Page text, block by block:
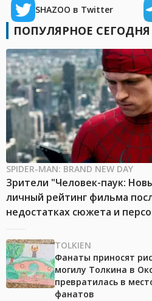
SHAZOO в Twitter
ПОПУЛЯРНОЕ СЕГОДНЯ
SPIDER-MAN: BRAND NEW DAY
Зрители "Человек-паук:
личный рейтинг фильма
недостатках сюжета и
TOLKIEN
Фанаты приносят
могилу Толкина в
превратилась в
фанатов